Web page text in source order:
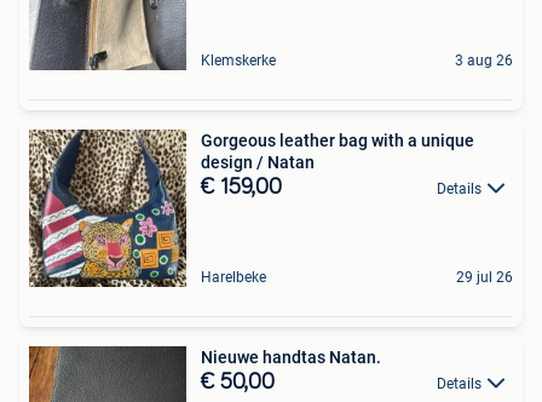
Klemskerke 3 aug 26
Gorgeous leather bag with a unique
design / Natan
€ 159,00 Details
Harelbeke 29 jul 26
Nieuwe handtas Natan.
€ 50,00 Details